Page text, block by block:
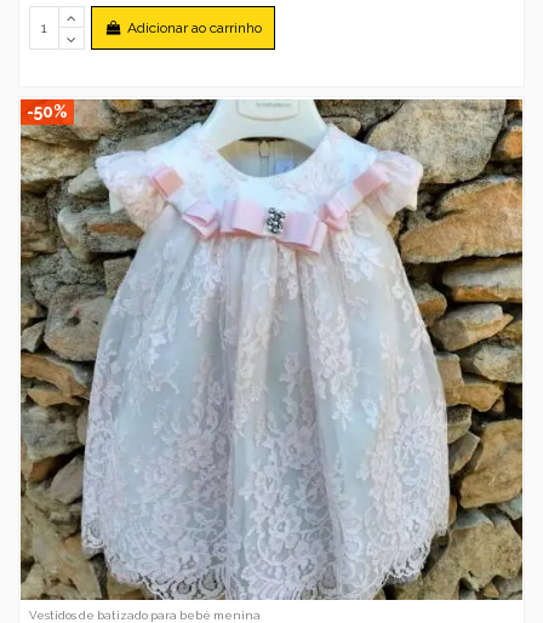
Adicionar ao carrinho
-50%
Vestidos de batizado para bebé menina